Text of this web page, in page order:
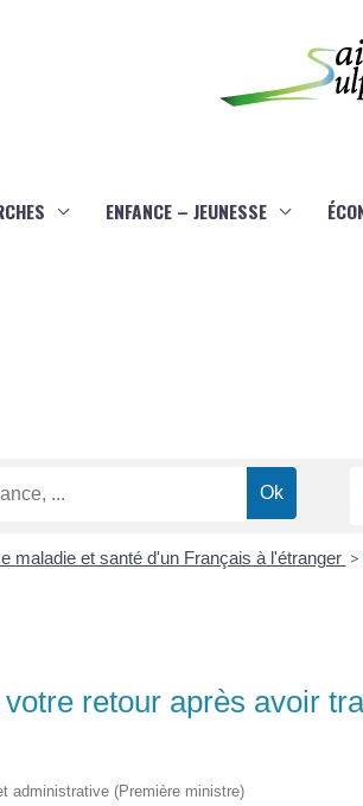
ENFANCE – JEUNESSE
maladie et santé d'un Français à l'étranger >
retour après avoir
administrative (Première ministre)